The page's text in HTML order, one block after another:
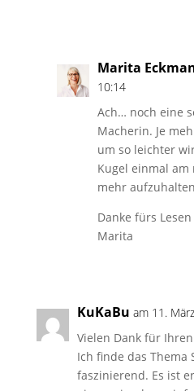
Marita
10:14
Ach… noch eine
Macherin. Je
um so leichter
Kugel einmal
mehr
Danke fürs
Marita
KuKaBu am 11.
Vielen Dank für
Ich finde das
faszinierend. Es ist